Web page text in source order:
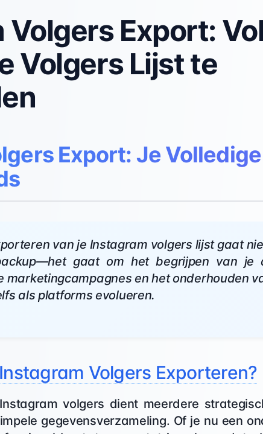
Export:
Volgers Lijst te
Export: Je
van je Instagram volgers lijst gaat
gaat om het begrijpen van je
marketingcampagnes en het onderhouden
als platforms evolueren.
Volgers Exporteren?
volgers dient meerdere
gegevensverzameling. Of je nu een